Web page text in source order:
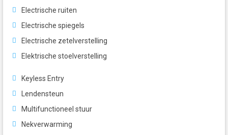
Electrische ruiten
Electrische spiegels
Electrische zetelverstelling
Elektrische stoelverstelling
Keyless Entry
Lendensteun
Multifunctioneel stuur
Nekverwarming